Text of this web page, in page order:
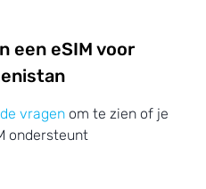
een eSIM voor
vragen om te zien of je
ondersteunt